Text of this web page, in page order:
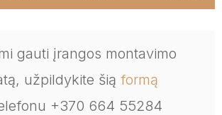
gauti įrangos montavimo
užpildykite šią formą
+370 664 55284